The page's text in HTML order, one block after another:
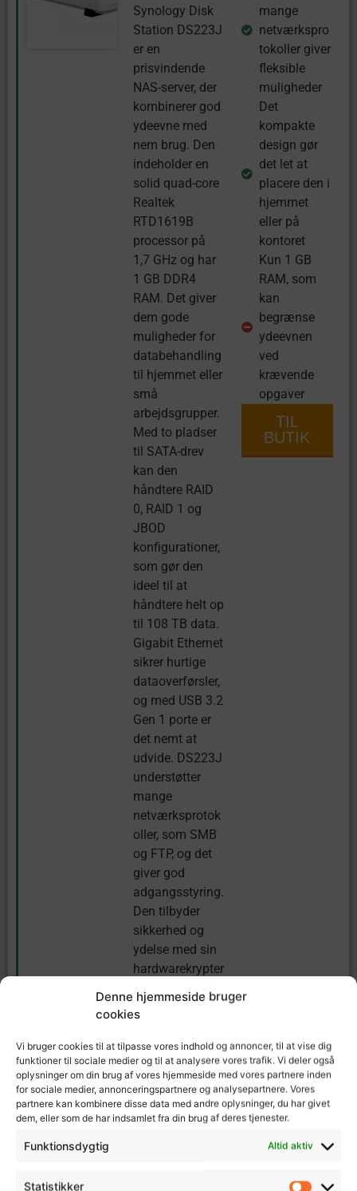
Denne hjemmeside bruger
cookies
Vi bruger cookies til at tilpasse vores indhold og annoncer, til at vise dig
funktioner til sociale medier og til at analysere vores trafik. Vi deler også
oplysninger om din brug af vores hjemmeside med vores partnere inden
for sociale medier, annonceringspartnere og analysepartnere. Vores
partnere kan kombinere disse data med andre oplysninger, du har givet
dem, eller som de har indsamlet fra din brug af deres tjenester.
Funktionsdygtig Altid aktiv
Statistikker
Synology Disk
Station DS223J
er en
prisvindende
NAS-server, der
kombinerer god
ydeevne med
nem brug. Den
indeholder en
solid quad-core
Realtek
RTD1619B
processor på
1,7 GHz og har
1 GB DDR4
RAM. Det giver
dem gode
muligheder for
databehandling
til hjemmet eller
små
arbejdsgrupper.
Med to pladser
til SATA-drev
kan den
håndtere RAID
0, RAID 1 og
JBOD
konfigurationer,
som gør den
ideel til at
håndtere helt op
til 108 TB data.
Gigabit Ethernet
sikrer hurtige
dataoverførsler,
og med USB 3.2
Gen 1 porte er
det nemt at
udvide. DS223J
understøtter
mange
netværksprotok
oller, som SMB
og FTP, og det
giver god
adgangsstyring.
Den tilbyder
sikkerhed og
ydelse med sin
hardwarekrypter
ing og flere
sikkerhedsindsti
også
energieffektiv
med et lavt
strømforbrug.
mange
netværkspro
tokoller giver
fleksible
muligheder
Det
kompakte
design gør
det let at
placere den i
hjemmet
eller på
kontoret
Kun 1 GB
RAM, som
kan
begrænse
ydeevnen
ved
krævende
opgaver
TIL
BUTIK
Annonce